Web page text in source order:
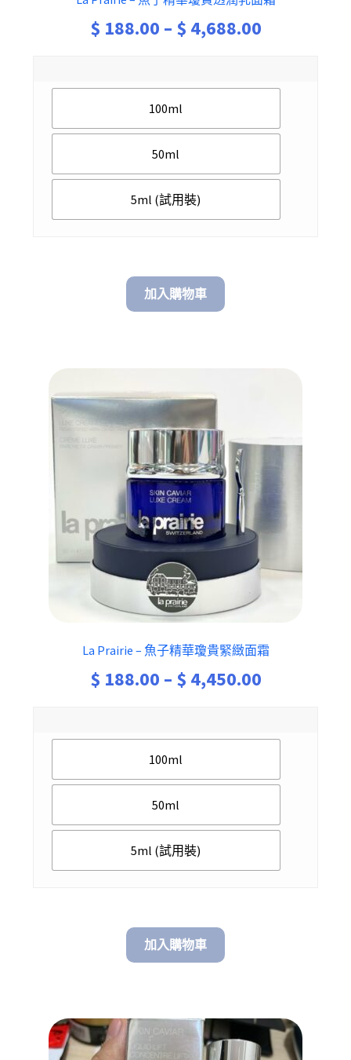
$ 188.00 – $ 4,688.00Price
$ 188.00
100ml
50ml
5ml (試用裝)
加入購物車
La Prairie – 魚子精華瓊貴緊緻面霜
$ 188.00 – $ 4,450.00Price
$ 188.00
100ml
50ml
5ml (試用裝)
加入購物車